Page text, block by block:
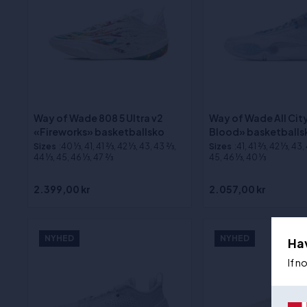
Way of Wade 808 5 Ultra v2
«Fireworks» basketballsko
Sizes :40 1⁄3, 41, 41 2⁄3, 42 1⁄3, 43, 43 2⁄3,
44 1⁄3, 45, 46 1⁄3, 47 2⁄3
2.399,00 kr
Way of Wade All
Blood»
Sizes :41, 41 2⁄3, 42 1⁄3, 43,
45, 46 1⁄3, 40 1⁄3
2.057,00 kr
NYHED NYHED
If